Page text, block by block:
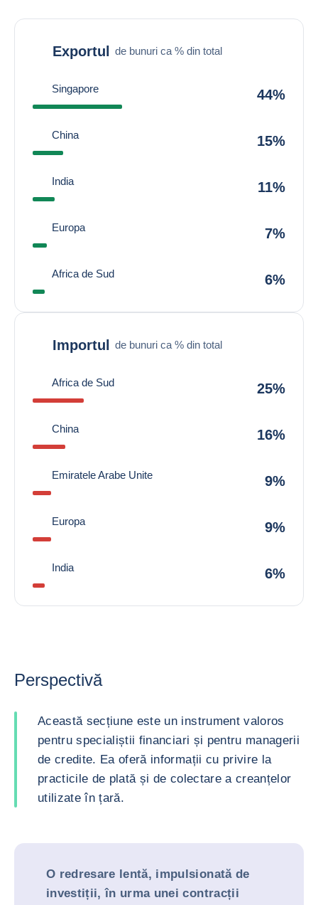
Exportul de bunuri ca % din total
Singapore 44%
China 15%
India 11%
Europa 7%
Africa de Sud 6%
Importul de bunuri ca % din total
Africa de Sud 25%
China 16%
Emiratele Arabe Unite 9%
Europa 9%
India 6%
Perspectivă
Această secțiune este un instrument valoros
pentru specialiștii financiari și pentru managerii
de credite. Ea oferă informații cu privire la
practicile de plată și de colectare a creanțelor
utilizate în țară.
O redresare lentă, impulsionată de
investiții, în urma unei contracții